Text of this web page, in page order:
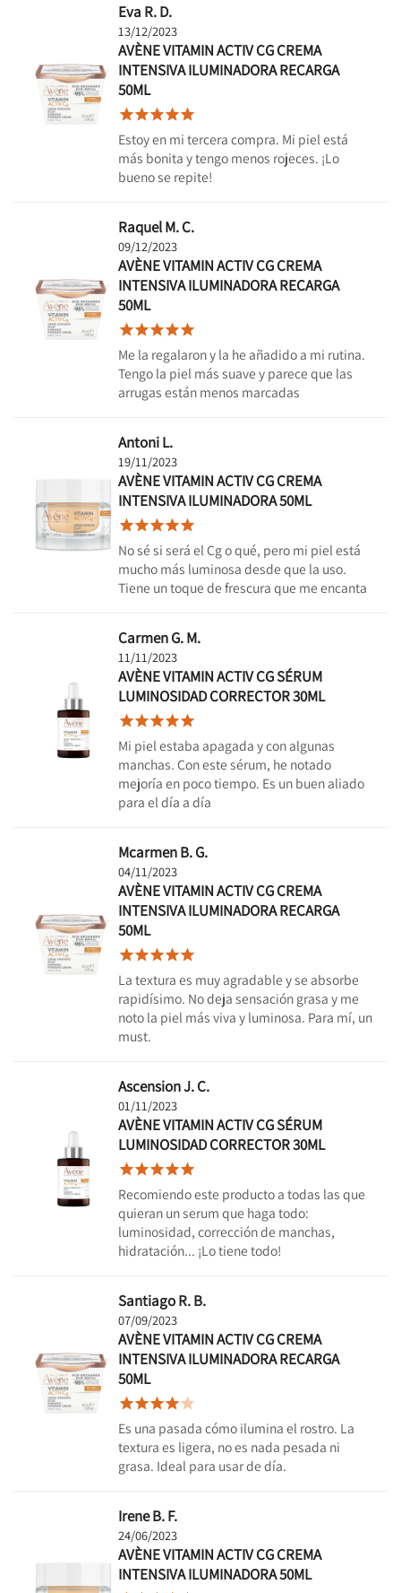
Eva R. D.
13/12/2023
AVÈNE VITAMIN ACTIV CG CREMA
INTENSIVA ILUMINADORA RECARGA
50ML

Estoy en mi tercera compra. Mi piel está
más bonita y tengo menos rojeces. ¡Lo
bueno se repite!
Raquel M. C.
09/12/2023
AVÈNE VITAMIN ACTIV CG CREMA
INTENSIVA ILUMINADORA RECARGA
50ML

Me la regalaron y la he añadido a mi rutina.
Tengo la piel más suave y parece que las
arrugas están menos marcadas
Antoni L.
19/11/2023
AVÈNE VITAMIN ACTIV CG CREMA
INTENSIVA ILUMINADORA 50ML

No sé si será el Cg o qué, pero mi piel está
mucho más luminosa desde que la uso.
Tiene un toque de frescura que me encanta
Carmen G. M.
11/11/2023
AVÈNE VITAMIN ACTIV CG SÉRUM
LUMINOSIDAD CORRECTOR 30ML

Mi piel estaba apagada y con algunas
manchas. Con este sérum, he notado
mejoría en poco tiempo. Es un buen aliado
para el día a día
Mcarmen B. G.
04/11/2023
AVÈNE VITAMIN ACTIV CG CREMA
INTENSIVA ILUMINADORA RECARGA
50ML

La textura es muy agradable y se absorbe
rapidísimo. No deja sensación grasa y me
noto la piel más viva y luminosa. Para mí, un
must.
Ascension J. C.
01/11/2023
AVÈNE VITAMIN ACTIV CG SÉRUM
LUMINOSIDAD CORRECTOR 30ML

Recomiendo este producto a todas las que
quieran un serum que haga todo:
luminosidad, corrección de manchas,
hidratación... ¡Lo tiene todo!
Santiago R. B.
07/09/2023
AVÈNE VITAMIN ACTIV CG CREMA
INTENSIVA ILUMINADORA RECARGA
50ML

Es una pasada cómo ilumina el rostro. La
textura es ligera, no es nada pesada ni
grasa. Ideal para usar de día.
Irene B. F.
24/06/2023
AVÈNE VITAMIN ACTIV CG CREMA
INTENSIVA ILUMINADORA 50ML